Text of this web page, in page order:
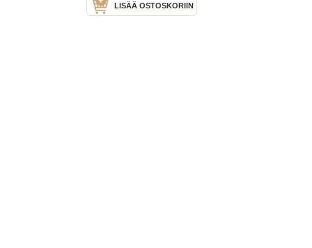
LISÄÄ OSTOSKORIIN